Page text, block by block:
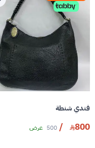
فندي شنطة
800
/
500 عرض